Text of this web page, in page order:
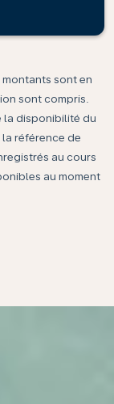
sont en
sont compris.
la disponibilité du
référence de
au cours
au moment